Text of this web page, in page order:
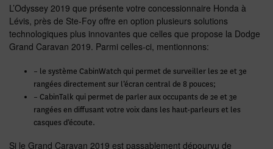
L’Odyssey 2019 que présente votre concessionnaire Honda à
Lévis, près de Ste-Foy offre en option plusieurs solutions
technologiques plus innovantes que celles que propose la Dodge
Grand Caravan 2019. Parmi celles-ci, mentionnons:
– le système CabinWatch qui permet de surveiller les 2e et 3e
rangées directement sur l’écran central de 8 pouces;
– CabinTalk qui permet de parler aux occupants de 2e et 3e
rangées en diffusant votre voix dans les haut-parleurs et les
casques d’écoute.
Si le Grand Caravan 2019 est passablement dépourvu de